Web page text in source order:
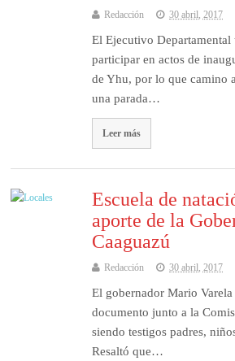
Redacción 30 abril, 2017
El Ejecutivo Departamental
participar en actos de
de Yhu, por lo que camino
una parada…
Leer más
Escuela de
aporte de la
Caaguazú
Redacción 30 abril, 2017
El gobernador Mario
documento junto a la
siendo testigos padres,
Resaltó que…